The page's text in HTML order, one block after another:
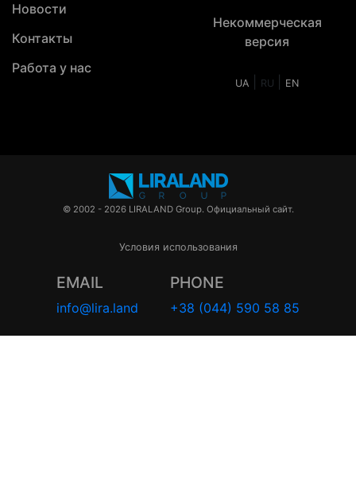
Новости
Контакты
Работа у нас
Некоммерческая
версия
UA RU EN
© 2002 - 2026 LIRALAND Group. Официальный сайт.
Условия использования
EMAIL
info@lira.land
PHONE
+38 (044) 590 58 85